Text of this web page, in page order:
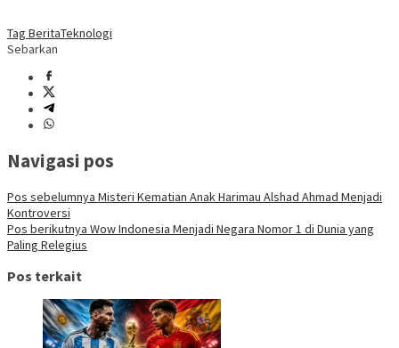
Tag BeritaTeknologi
Sebarkan
Navigasi pos
Pos sebelumnya Misteri Kematian Anak Harimau Alshad Ahmad Menjadi
Kontroversi
Pos berikutnya Wow Indonesia Menjadi Negara Nomor 1 di Dunia yang
Paling Relegius
Pos terkait